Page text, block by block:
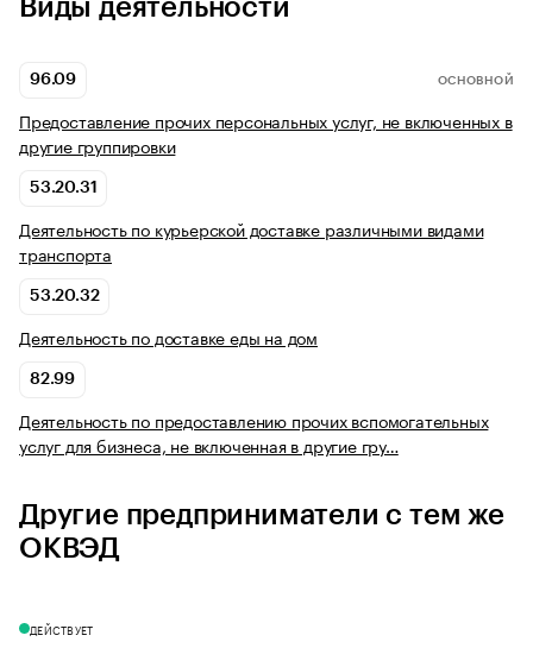
Виды деятельности
96.09 ОСНОВНОЙ
Предоставление прочих персональных услуг, не включенных в
другие группировки
53.20.31
Деятельность по курьерской доставке различными видами
транспорта
53.20.32
Деятельность по доставке еды на дом
82.99
Деятельность по предоставлению прочих вспомогательных
услуг для бизнеса, не включенная в другие гру…
Другие предприниматели с тем же
ОКВЭД
ДЕЙСТВУЕТ